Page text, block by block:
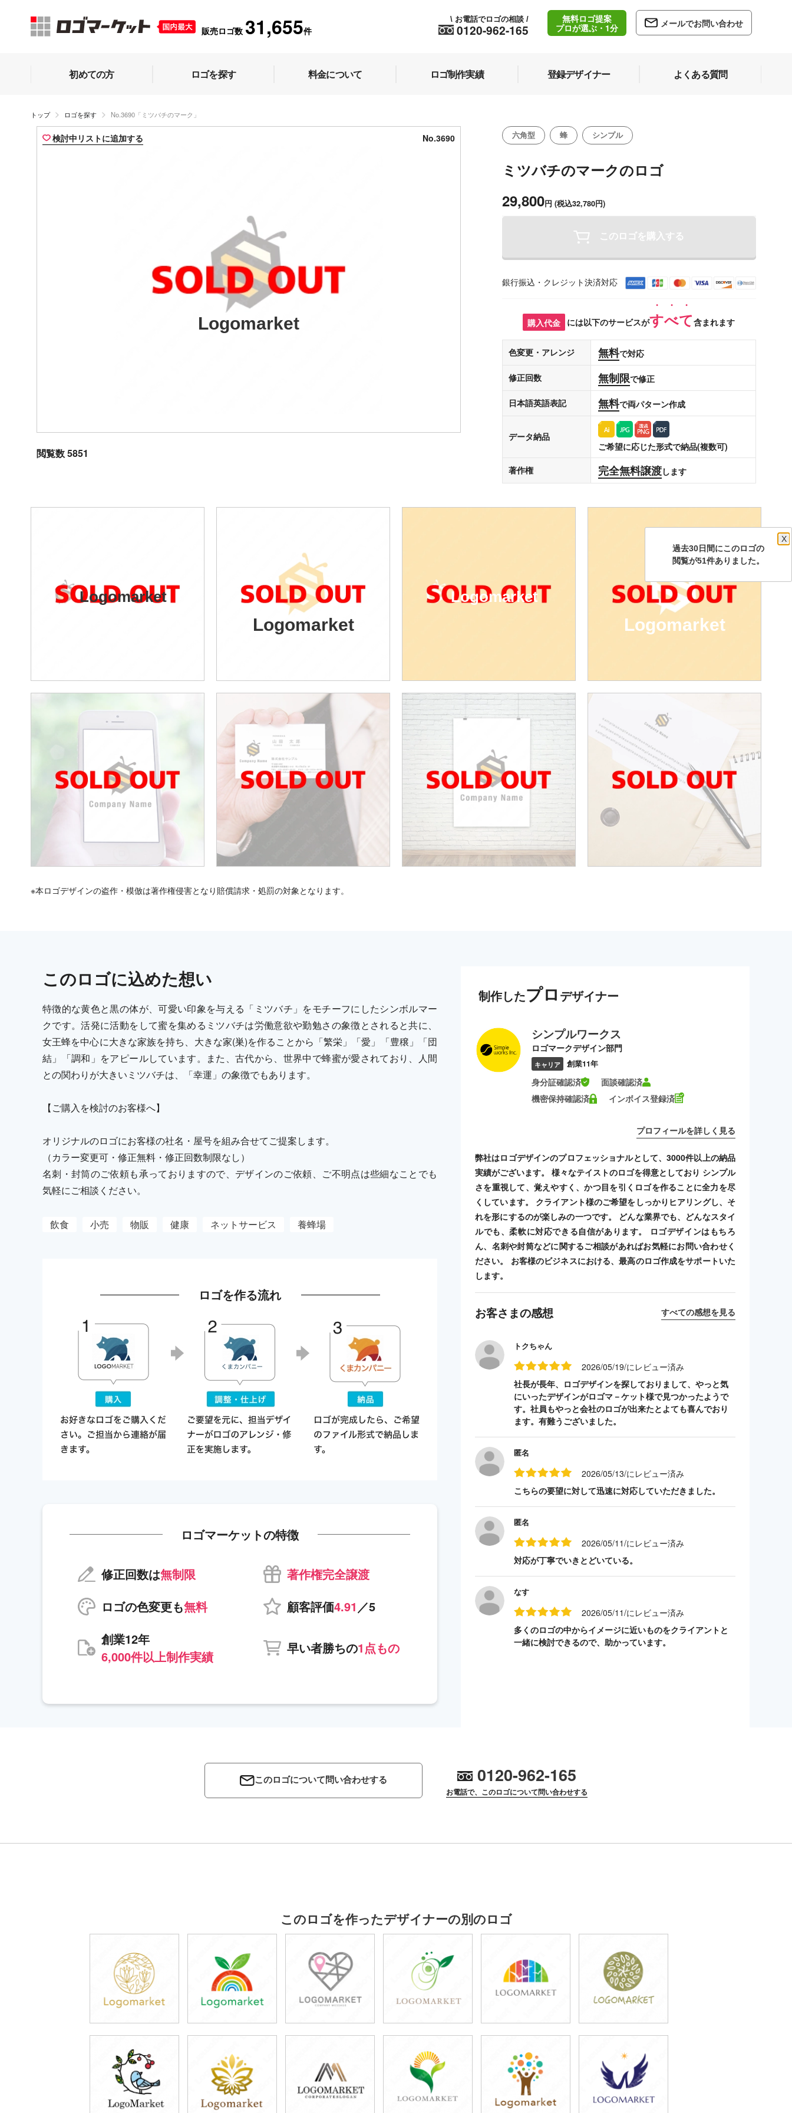
販売ロゴ数 31,655件 0120-962-165
\ お電話でロゴの相談 /
無料ロゴ提案
プロが選ぶ・1分
メールでお問い合わせ
初めての方 ロゴを探す 料金について ロゴ制作実績 登録デザイナー よくある質問
トップ ロゴを探す No.3690「ミツバチのマーク」
検討中リストに追加する No.3690
Logomarket
閲覧数 5851
六角型 蜂 シンプル
ミツバチのマークのロゴ
29,800円 (税込32,780円)
このロゴを購入する
銀行振込・クレジット決済対応
購入代金 には以下のサービスがすべて含まれます
色変更・アレンジ 無料で対応
修正回数 無制限で修正
日本語英語表記 無料で両パターン作成
データ納品
ご希望に応じた形式で納品(複数可)
著作権
完全無料譲渡します
Logomarket
Logomarket
Logomarket
Logomarket
※本ロゴデザインの盗作・模倣は著作権侵害となり賠償請求・処罰の対象となります。
このロゴに込めた想い
特徴的な黄色と黒の体が、可愛い印象を与える「ミツバチ」をモチーフにしたシンボルマー
クです。活発に活動をして蜜を集めるミツバチは労働意欲や勤勉さの象徴とされると共に、
女王蜂を中心に大きな家族を持ち、大きな家(巣)を作ることから「繁栄」「愛」「豊穣」「団
結」「調和」をアピールしています。また、古代から、世界中で蜂蜜が愛されており、人間
との関わりが大きいミツバチは、「幸運」の象徴でもあります。
【ご購入を検討のお客様へ】
オリジナルのロゴにお客様の社名・屋号を組み合せてご提案します。
（カラー変更可・修正無料・修正回数制限なし）
名刺・封筒のご依頼も承っておりますので、デザインのご依頼、ご不明点は些細なことでも
気軽にご相談ください。
飲食 小売 物販 健康 ネットサービス 養蜂場
ロゴを作る流れ
ロゴマーケットの特徴
修正回数は無制限
著作権完全譲渡
ロゴの色変更も無料 顧客評価4.91 ／5
創業12年
6,000件以上制作実績
早い者勝ちの1点もの
制作したプロ デザイナー
シンプルワークス
ロゴマークデザイン部門
キャリア 創業11年
身分証確認済
面談確認済
機密保持確認済
インボイス登録済
プロフィールを詳しく見る
弊社はロゴデザインのプロフェッショナルとして、3000件以上の納品
実績がございます。 様々なテイストのロゴを得意としており シンプル
さを重視して、覚えやすく、かつ目を引くロゴを作ることに全力を尽
くしています。 クライアント様のご希望をしっかりヒアリングし、そ
れを形にするのが楽しみの一つです。 どんな業界でも、どんなスタイ
ルでも、柔軟に対応できる自信があります。 ロゴデザインはもちろ
ん、名刺や封筒などに関するご相談があればお気軽にお問い合わせく
ださい。 お客様のビジネスにおける、最高のロゴ作成をサポートいた
します。
お客さまの感想 すべての感想を見る
トクちゃん
2026/05/19/にレビュー済み
社長が長年、ロゴデザインを探しておりまして、やっと気
にいったデザインがロゴマ－ケット様で見つかったようで
す。社員もやっと会社のロゴが出来たとよても喜んでおり
ます。有難うございました。
匿名
2026/05/13/にレビュー済み
こちらの要望に対して迅速に対応していただきました。
匿名
2026/05/11/にレビュー済み
対応が丁寧でいきとどいている。
なす
2026/05/11/にレビュー済み
多くのロゴの中からイメージに近いものをクライアントと
一緒に検討できるので、助かっています。
このロゴについて問い合わせする 0120-962-165
お電話で、このロゴについて問い合わせする
このロゴを作ったデザイナーの別のロゴ
過去30日間にこのロゴの
X
閲覧が51件ありました。